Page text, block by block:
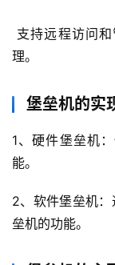
理。
堡垒机的实
1、硬件堡垒机
能。
2、软件堡垒机
垒机的功能。